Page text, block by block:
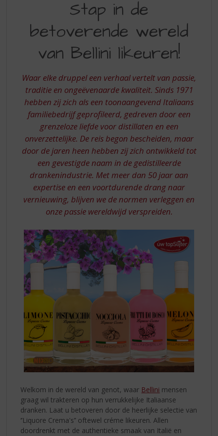
DE
BETOVERENDE
WERELD
VAN
BELLINI
LIKEUREN
Stap in de
betoverende wereld
van Bellini likeuren!
Waar elke druppel een verhaal vertelt van passie,
traditie en ongeëvenaarde kwaliteit. Sinds 1971
hebben zij zich als een toonaangevend Italiaans
familiebedrijf geprofileerd, gedreven door een
grenzeloze liefde voor distillaten en een
onverzettelijke. De reis begon bescheiden, maar
door de jaren heen hebben zij zich ontwikkeld tot
een gevestigde naam in de gedistilleerde
drankenindustrie. Met meer dan 50 jaar aan
expertise en een voortdurende drang naar
vernieuwing, blijven we de normen verleggen en
onze passie wereldwijd verspreiden.
Welkom in de wereld van genot, waar Bellini mensen
graag wil trakteren op hun verrukkelijke Italiaanse
dranken. Laat u betoveren door de heerlijke selectie van
‘’Liquore Crema's’’ oftewel créme likeuren. Allen
doordrenkt met de authentieke smaak van Italië en